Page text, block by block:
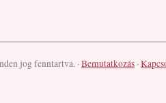
jog fenntartva. ·Bemutatkozás ·